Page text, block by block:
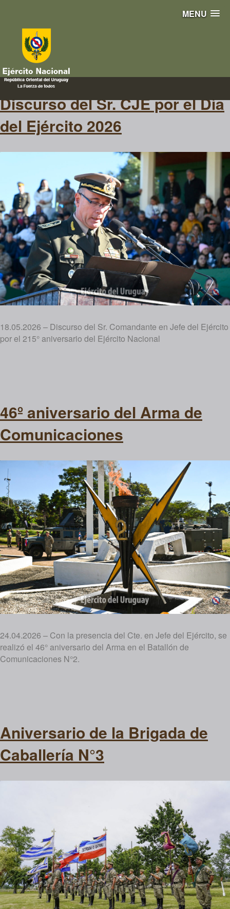
MENU
discurso
Discurso del Sr. CJE por el Día
del Ejército 2026
18.05.2026 – Discurso del Sr. Comandante en Jefe del Ejército
por el 215° aniversario del Ejército Nacional
46º aniversario del Arma de
Comunicaciones
24.04.2026 – Con la presencia del Cte. en Jefe del Ejército, se
realizó el 46° aniversario del Arma en el Batallón de
Comunicaciones N°2.
Aniversario de la Brigada de
Caballería N°3